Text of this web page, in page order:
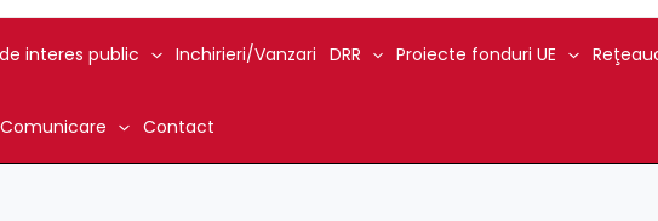
interes public Inchirieri/Vanzari DRR Proiecte fonduri UE
Comunicare Contact